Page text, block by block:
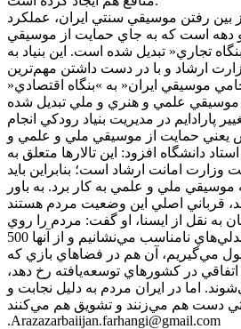
بين رفتن موسيقي سنتي ايران، عملکرد
دهه است که به جاي حمايت از موسيقي
تجاري« تبديل شده است. اين بنياد به
ارشاد و با در دست داشتن مهم‌ترين
موسيقي ايران« به »بنگاه اقتصادي«
موسيقي علمي و هنري و ملي تبديل شده
در مديريت بنياد رودکي انجام
يعني حمايت از موسيقي ملي و علمي و
دانشگاه افزود: اين تالارها متعلق به
امانت ارشاد است؛ بنابراين بايد
ملي و علمي به کار برد. به باور
به نقل از ايسنا، او گفت: مردم را روي
سکوهاي سيماني يا صندلي‌هاي نامناسب مي‌نشانيم و از آنها 500
پول مي‌گيريم، آن هم در فضاهاي بازي که
اتفاقي در کشورهاي توسعه‌يافته رخ دهد،
اما در ايران مردم به دليل نجابت و
.Arazazarbaiijan.farhangi@gmail.com